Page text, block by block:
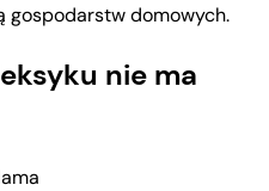
gospodarstw domowych.
nie ma